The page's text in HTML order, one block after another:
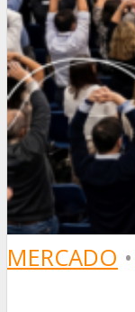
MERCADO •